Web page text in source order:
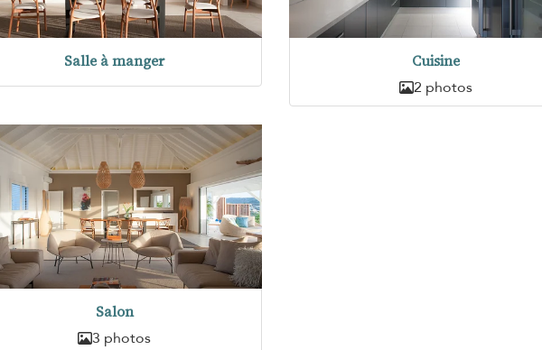
Salle à manger Cuisine
2 photos
Salon
3 photos